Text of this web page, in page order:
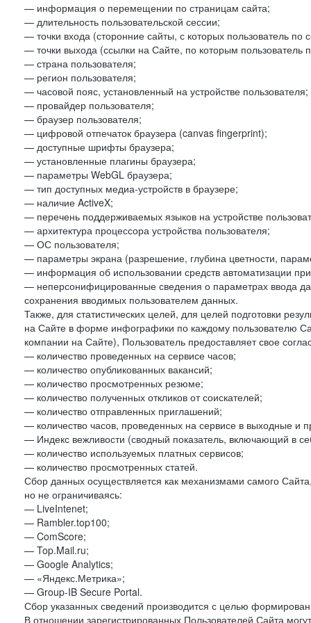
— информация о перемещении по страницам сайта;
— длительность пользовательской сессии;
— точки входа (сторонние сайты, с которых пользователь по
— точки выхода (ссылки на Сайте, по которым пользователь
— страна пользователя;
— регион пользователя;
— часовой пояс, установленный на устройстве пользователя;
— провайдер пользователя;
— браузер пользователя;
— цифровой отпечаток браузера (canvas fingerprint);
— доступные шрифты браузера;
— установленные плагины браузера;
— параметры WebGL браузера;
— тип доступных медиа-устройств в браузере;
— наличие ActiveX;
— перечень поддерживаемых языков на устройстве
— архитектура процессора устройства пользователя;
— ОС пользователя;
— параметры экрана (разрешение, глубина цветности,
— информация об использовании средств автоматизации
— неперсонифицированные сведения о параметрах ввода
сохранения вводимых пользователем данных.
Также, для статистических целей, для целей подготовки
на Сайте в форме инфографики по каждому пользователю
компании на Сайте), Пользователь предоставляет свое
— количество проведенных на сервисе часов;
— количество опубликованных вакансий;
— количество просмотренных резюме;
— количество полученных откликов от соискателей;
— количество отправленных приглашений;
— количество часов, проведенных на сервисе в выходные и
— Индекс вежливости (сводный показатель, включающий в
— количество используемых платных сервисов;
— количество просмотренных статей.
Сбор данных осуществляется как механизмами самого
но не ограничиваясь:
— LiveIntenet;
— Rambler.top100;
— ComScore;
— Top.Mail.ru;
— Google Analytics;
— «Яндекс.Метрика»;
— Group-IB Secure Portal.
Сбор указанных сведений производится с целью
В отношении зарегистрированных Пользователей Сайта